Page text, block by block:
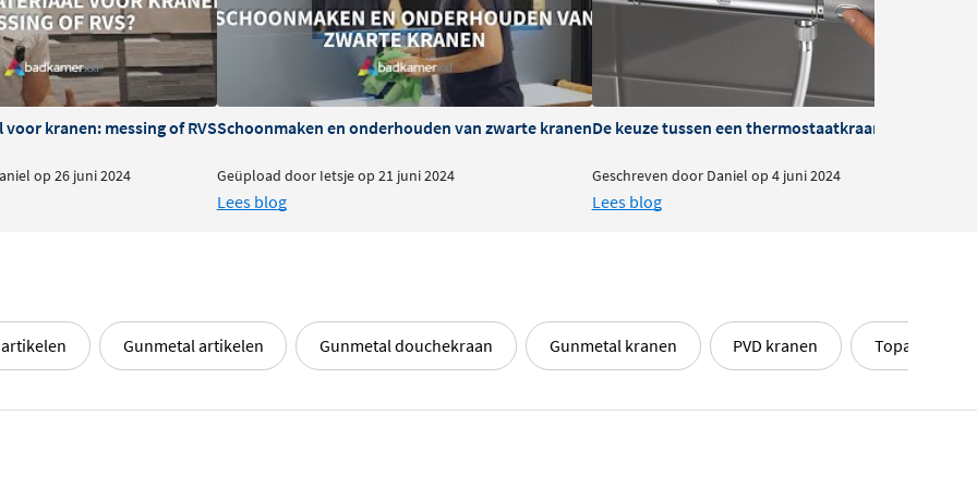
lichaam stroomt zonder
douchehoek die zowel
vervaardigd uit
De geborstelde
zorgt voor een
staan voorop in
kleuren, zodat u de
kranen: messing of RVS
op 26 juni 2024
Schoonmaken en onderhouden van zwarte kranen
Geüpload door Ietsje op 21 juni 2024
Lees blog
De keuze tussen een thermostaatkraan of
Geschreven door Daniel op 4 juni 2024
Lees blog
Gunmetal artikelen Gunmetal douchekraan Gunmetal kranen PVD kranen Topa